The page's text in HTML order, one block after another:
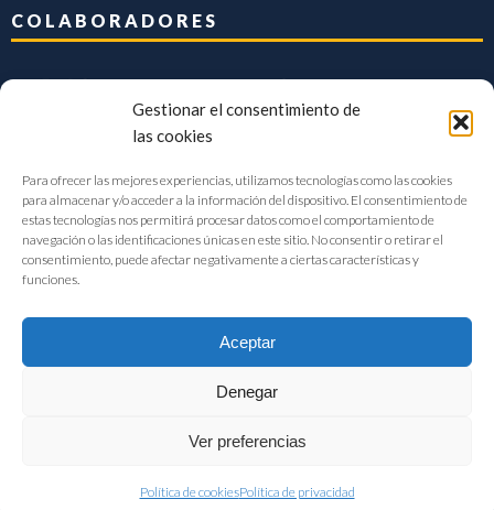
Gestionar el consentimiento de
las cookies
Para ofrecer las mejores experiencias, utilizamos tecnologías como las cookies
para almacenar y/o acceder a la información del dispositivo. El consentimiento de
estas tecnologías nos permitirá procesar datos como el comportamiento de
navegación o las identificaciones únicas en este sitio. No consentir o retirar el
consentimiento, puede afectar negativamente a ciertas características y
funciones.
Aceptar
Denegar
Ver preferencias
Política de cookiesPolítica de privacidad
COLABORADORES
FIAB Federación Española de Industrias de la Alimentación y Bebidas